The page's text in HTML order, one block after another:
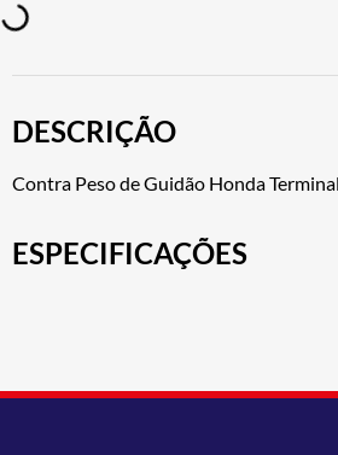
DESCRIÇÃO
Contra Peso de Guidão Honda
ESPECIFICAÇÕES